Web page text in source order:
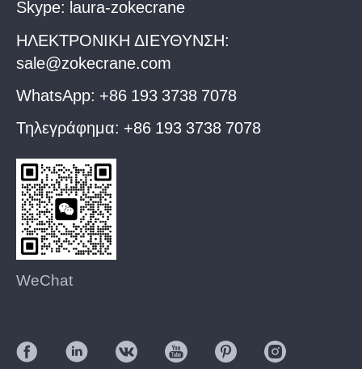
Skype: laura-zokecrane
ΗΛΕΚΤΡΟΝΙΚΗ ΔΙΕΥΘΥΝΣΗ:
sale@zokecrane.com
WhatsApp: +86 193 3738 7078
Τηλεγράφημα: +86 193 3738 7078
WeChat